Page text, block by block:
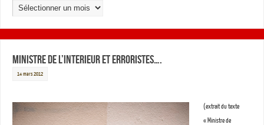
MINISTRE DE L’INTERIEUR ET ERRORISTES….
14 mars 2012
(extrait du texte
« Ministre de